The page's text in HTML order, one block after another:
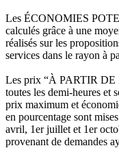
Les ÉCONOMIES
calculés grâce à une
réalisés sur les
services dans le rayon à
Les prix “À PARTIR DE
toutes les demi-heures et
prix maximum et
en pourcentage sont
avril, 1er juillet et 1er
provenant de demandes